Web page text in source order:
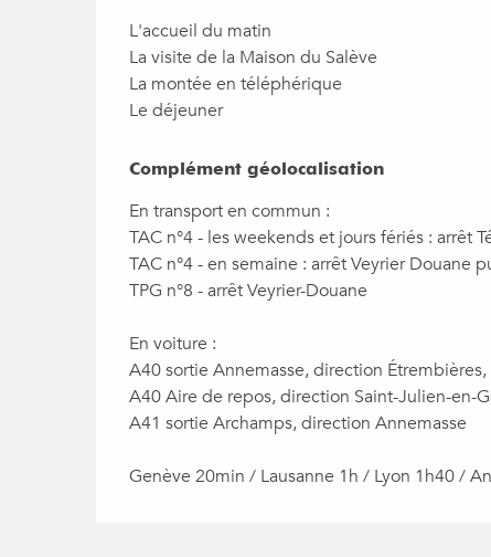
L'accueil du matin
La visite de la Maison du Salève
La montée en téléphérique
Le déjeuner
Complément géolocalisation
Complément géolocalisation
En transport en commun :
TAC n°4 - les weekends et jours fériés : arrêt
TAC n°4 - en semaine : arrêt Veyrier Douane
TPG n°8 - arrêt Veyrier-Douane
En voiture :
A40 sortie Annemasse, direction
A40 Aire de repos, direction Saint-Julien-en-
A41 sortie Archamps, direction Annemasse
Genève 20min / Lausanne 1h / Lyon 1h40 /